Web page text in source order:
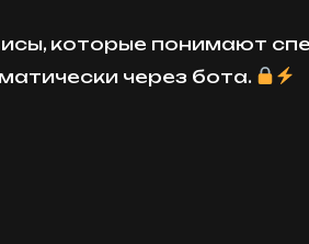
которые понимают
через бота.